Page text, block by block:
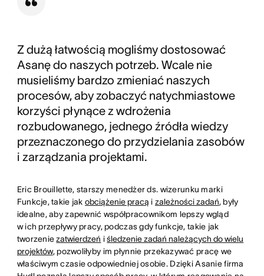
Z dużą łatwością mogliśmy dostosować
Asanę do naszych potrzeb. Wcale nie
musieliśmy bardzo zmieniać naszych
procesów, aby zobaczyć natychmiastowe
korzyści płynące z wdrożenia
rozbudowanego, jednego źródła wiedzy
przeznaczonego do przydzielania zasobów
i zarządzania projektami.
Eric Brouillette, starszy menedżer ds. wizerunku marki
Funkcje, takie jak obciążenie pracą i zależności zadań, były
idealne, aby zapewnić współpracownikom lepszy wgląd
w ich przepływy pracy, podczas gdy funkcje, takie jak
tworzeniezatwierdzeń iśledzenie zadań należących do wielu
projektów, pozwoliłyby im płynnie przekazywać pracę we
właściwym czasie odpowiedniej osobie. Dzięki Asanie firma